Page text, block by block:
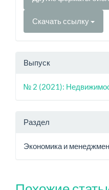
Скачать ссылку
Выпуск
№ 2 (2021):
Раздел
Экономика и